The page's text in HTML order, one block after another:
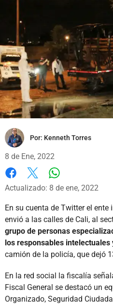
Por: Kenneth Torres
8 de Ene, 2022
Facebook
X
Actualizado: 8 de ene, 2022
En su cuenta de Twitter el
envió a las calles de Cali, al
grupo de personas
los responsables intelectuales
camión de la policía, que dejó
En la red social la fiscalía
Fiscal General se destacó un
Organizado, Seguridad